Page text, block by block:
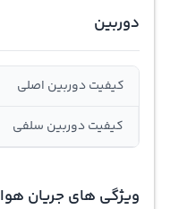
دوربین
کیفیت دوربین اصلی
کیفیت دوربین سلفی
ویژگی های جریان هوا